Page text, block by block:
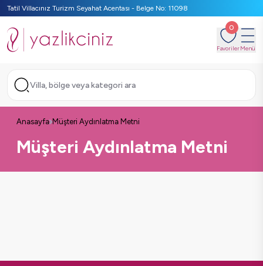
Tatil Villacınız Turizm Seyahat Acentası - Belge No: 11098
0
FavorilerMenü
Villa, bölge veya kategori ara
Anasayfa Müşteri Aydınlatma Metni
Müşteri Aydınlatma Metni